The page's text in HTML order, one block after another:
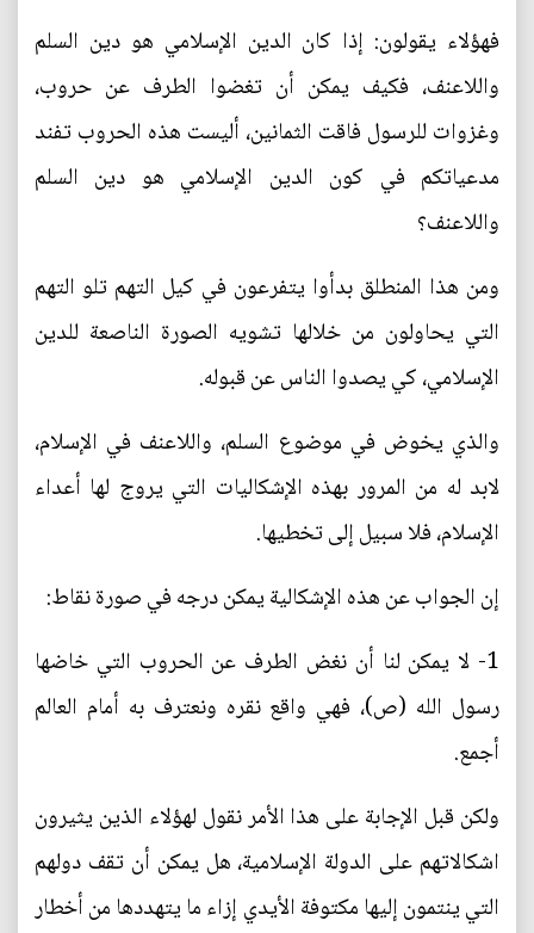
فهؤلاء يقولون: إذا كان الدين الإسلامي هو دين السلم
واللاعنف، فكيف يمكن أن تغضوا الطرف عن حروب،
وغزوات للرسول فاقت الثمانين، أليست هذه الحروب تفند
مدعياتكم في كون الدين الإسلامي هو دين السلم
واللاعنف؟
ومن هذا المنطلق بدأوا يتفرعون في كيل التهم تلو التهم
التي يحاولون من خلالها تشويه الصورة الناصعة للدين
الإسلامي، كي يصدوا الناس عن قبوله.
والذي يخوض في موضوع السلم، واللاعنف في الإسلام،
لابد له من المرور بهذه الإشكاليات التي يروج لها أعداء
الإسلام، فلا سبيل إلى تخطيها.
إن الجواب عن هذه الإشكالية يمكن درجه في صورة نقاط:
1- لا يمكن لنا أن نغض الطرف عن الحروب التي خاضها
رسول الله (ص)، فهي واقع نقره ونعترف به أمام العالم
أجمع.
ولكن قبل الإجابة على هذا الأمر نقول لهؤلاء الذين يثيرون
اشكالاتهم على الدولة الإسلامية، هل يمكن أن تقف دولهم
التي ينتمون إليها مكتوفة الأيدي إزاء ما يتهددها من أخطار